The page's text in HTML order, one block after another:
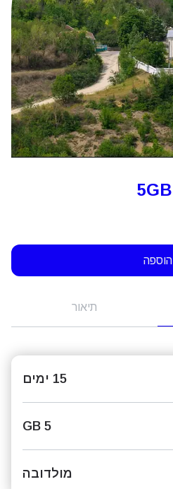
הוספה
תיאור
15 ימים
5 GB
מולדובה